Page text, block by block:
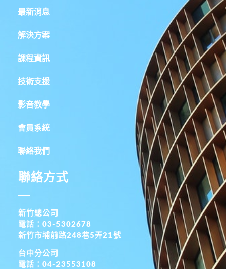
最新消息
解決方案
課程資訊
技術支援
影音教學
會員系統
聯絡我們
聯絡方式
新竹總公司
電話：03-5302678
新竹市埔前路248巷5弄21號
台中分公司
電話：04-23553108